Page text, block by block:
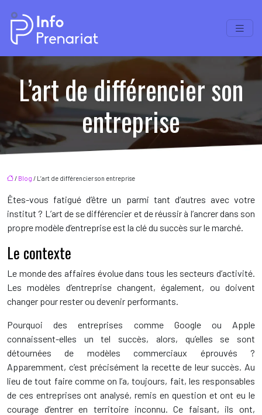
L’art de différencier son
entreprise
/ Blog / L’art de différencier son entreprise
Êtes-vous fatigué d’être un parmi tant d’autres avec votre
institut ? L’art de se différencier et de réussir à l’ancrer dans son
propre modèle d’entreprise est la clé du succès sur le marché.
Le contexte
Le monde des affaires évolue dans tous les secteurs d’activité.
Les modèles d’entreprise changent, également, ou doivent
changer pour rester ou devenir performants.
Pourquoi des entreprises comme Google ou Apple
connaissent-elles un tel succès, alors, qu’elles se sont
détournées de modèles commerciaux éprouvés ?
Apparemment, c’est précisément la recette de leur succès. Au
lieu de tout faire comme on l’a, toujours, fait, les responsables
de ces entreprises ont analysé, remis en question et ont eu le
courage d’entrer en territoire inconnu. Ce faisant, ils ont,